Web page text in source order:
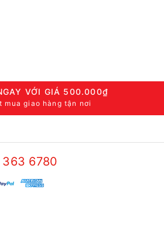
VỚI GIÁ 500.000₫
mua giao hàng tận nơi
6780